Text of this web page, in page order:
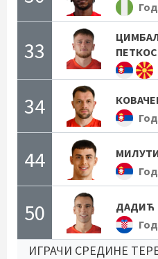
33
34
44
50 ДАДИЋ
ИГРАЧИ СРЕДИНЕ